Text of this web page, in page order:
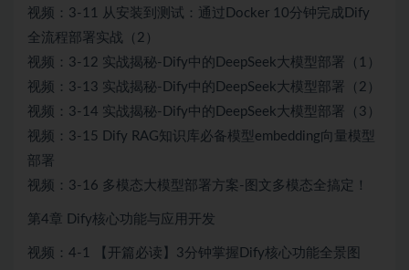
视频：3-11 从安装到测试：通过Docker 10分钟完成Dify
全流程部署实战（2）
视频：3-12 实战揭秘-Dify中的DeepSeek大模型部署（1）
视频：3-13 实战揭秘-Dify中的DeepSeek大模型部署（2）
视频：3-14 实战揭秘-Dify中的DeepSeek大模型部署（3）
视频：3-15 Dify RAG知识库必备模型embedding向量模型
部署
视频：3-16 多模态大模型部署方案-图文多模态全搞定！
第4章 Dify核心功能与应用开发
视频：4-1 【开篇必读】3分钟掌握Dify核心功能全景图